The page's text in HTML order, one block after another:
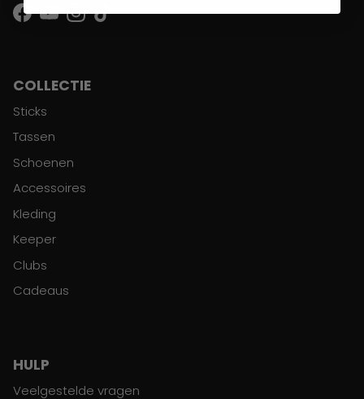
Facebook
YouTubeInstagram
TikTok
COLLECTIE
Sticks
Tassen
Schoenen
Accessoires
Kleding
Keeper
Clubs
Cadeaus
HULP
Veelgestelde vragen